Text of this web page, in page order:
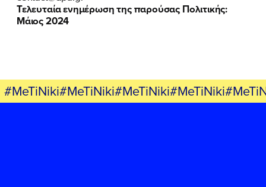
Τελευταία ενημέρωση της παρούσας Πολιτικής:
Μάιος 2024